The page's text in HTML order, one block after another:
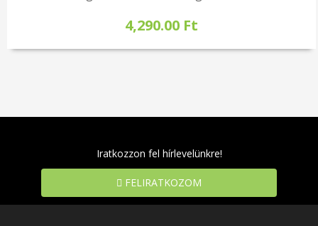
4,290.00 Ft
Iratkozzon fel hírlevelünkre!
FELIRATKOZOM